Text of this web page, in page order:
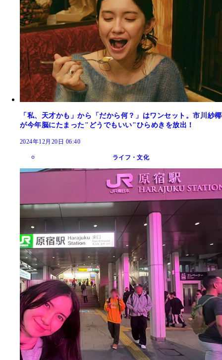
「私、天才かも」から「だから何？」はワンセット。市川紗椰
が今年脳にたまった"どうでもいい"ひらめきを放出！
2024年12月20日 06:40
ライフ・文化